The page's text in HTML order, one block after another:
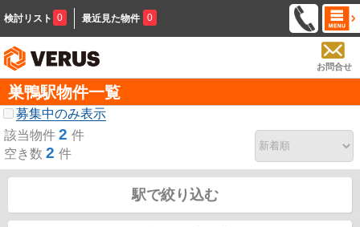
検討リスト 0 最近見た物件 0
お問合せ
巣鴨駅物件一覧
募集中のみ表示
該当物件 2 件
空き数 2 件
駅で絞り込む